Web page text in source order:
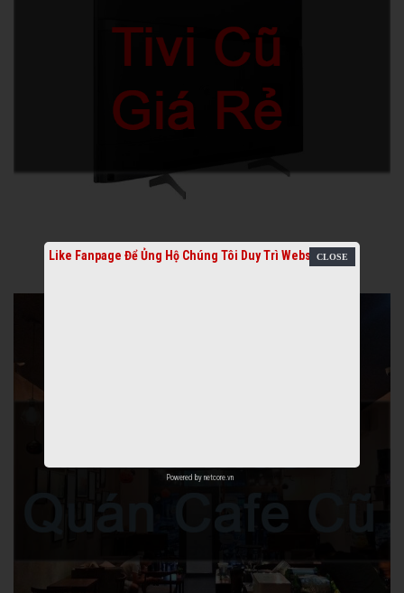
Like Fanpage Để Ủng Hộ Chúng Tôi Duy Trì Website
Powered by netcore.vn